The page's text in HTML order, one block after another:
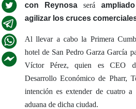
con Reynosaserá
agilizar los cruces
Al llevar a cabo la Primera
hotel de San Pedro Garza García
Víctor Pérez, quien es CEO
Desarrollo Económico de Pharr,
intención es extender de cuatro
aduana de dicha ciudad.